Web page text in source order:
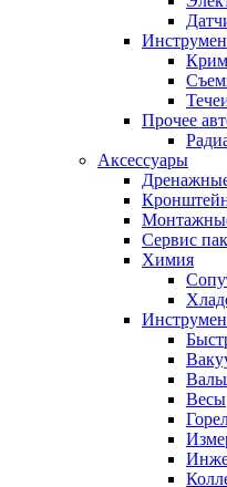
Прочее
Аксессуары
Сервис
Химия
Весы